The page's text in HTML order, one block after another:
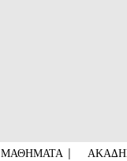
ΜΑΘΗΜΑΤΑ |